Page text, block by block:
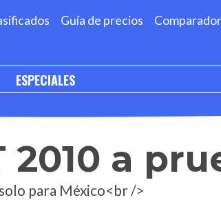
Guía de precios Comparador
ESPECIALES
a
para México<br />